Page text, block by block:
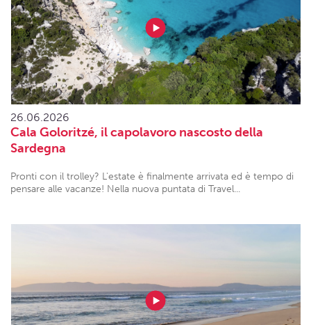
26.06.2026
Cala Goloritzé, il capolavoro nascosto della
Sardegna
Pronti con il trolley? L'estate è finalmente arrivata ed è tempo di
pensare alle vacanze! Nella nuova puntata di Travel...